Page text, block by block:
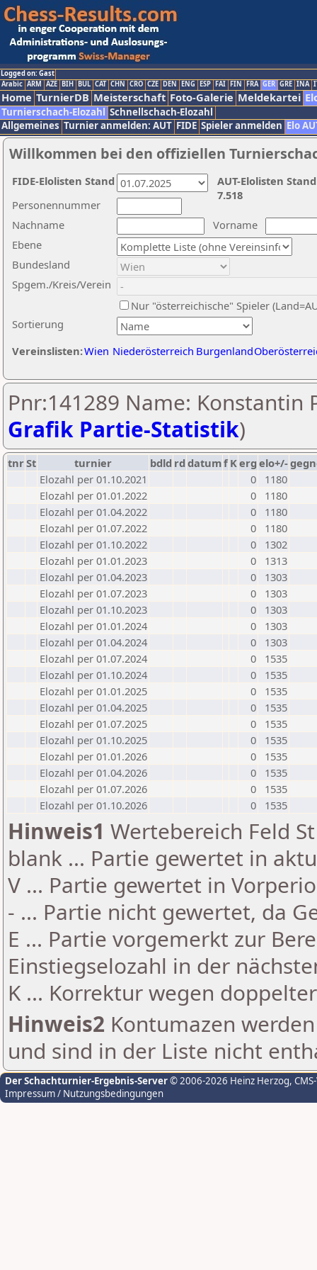
Logged on: Gast
Arabic ARM AZE BIH BUL CAT CHN CRO CZE DEN ENG ESP FAI FIN FRA GER GRE INA
Home TurnierDB Meisterschaft Foto-Galerie Meldekartei
Turnierschach-Elozahl Schnellschach-Elozahl
Allgemeines Turnier anmelden: AUT FIDE Spieler anmelden Elo
Willkommen bei den offiziellen
Nachname
Vorname
Ebene
Sortierung
Personennummer
Bundesland
Spgem./Kreis/Verein
Nur "österreichische" Spieler
Vereinslisten:Wien Niederösterreich Burgenland
AUT-Elolisten
7.518
FIDE-Elolisten Stand
Pnr:141289 Name: Konstantin
Grafik Partie-Statistik)
tnrSt turnier bdld rd datumf Kerg elo+/-
Elozahl per 01.10.2021
0
1180
Elozahl per 01.01.2022
0
1180
Elozahl per 01.04.2022
0
1180
Elozahl per 01.07.2022
0
1180
Elozahl per 01.10.2022
0
1302
Elozahl per 01.01.2023
0
1313
Elozahl per 01.04.2023
0
1303
Elozahl per 01.07.2023
0
1303
Elozahl per 01.10.2023
0
1303
Elozahl per 01.01.2024
0
1303
Elozahl per 01.04.2024
0
1303
Elozahl per 01.07.2024
0
1535
Elozahl per 01.10.2024
0
1535
Elozahl per 01.01.2025
0
1535
Elozahl per 01.04.2025
0
1535
Elozahl per 01.07.2025
0
1535
Elozahl per 01.10.2025
0
1535
Elozahl per 01.01.2026
0
1535
Elozahl per 01.04.2026
0
1535
Elozahl per 01.07.2026
0
1535
Elozahl per 01.10.2026
0 1535
Hinweis1 Wertebereich Feld
blank ... Partie gewertet in
V ... Partie gewertet in
- ... Partie nicht gewertet, da
E ... Partie vorgemerkt zur
Einstiegselozahl in der
K ... Korrektur wegen
Hinweis2 Kontumazen
und sind in der Liste nicht
Der Schachturnier-Ergebnis-Server© 2006-2026 Heinz Herzog,
Impressum / Nutzungsbedingungen